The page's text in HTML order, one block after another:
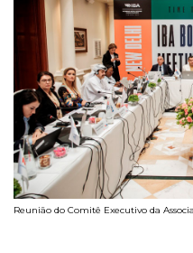
Reunião do Comitê Executivo da